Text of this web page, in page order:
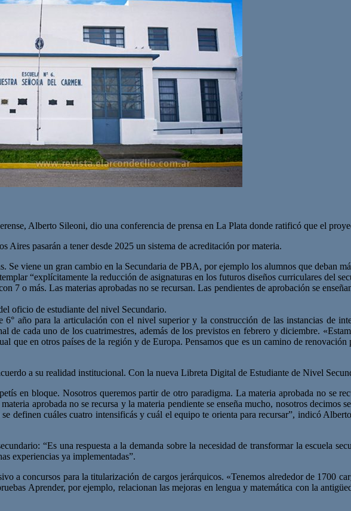
Alberto Sileoni, dio una conferencia de prensa en La Plata donde ratificó que el
Aires pasarán a tener desde 2025 un sistema de acreditación por materia.
Se viene un gran cambio en la Secundaria de PBA, por ejemplo los alumnos que deban
“explícitamente la reducción de asignaturas en los futuros diseños curriculares del
7 o más. Las materias aprobadas no se recursan. Las pendientes de aprobación se
oficio de estudiante del nivel Secundario.
6° año para la articulación con el nivel superior y la construcción de las instancias de
de cada uno de los cuatrimestres, además de los previstos en febrero y diciembre.
que en otros países de la región y de Europa. Pensamos que es un camino de
a su realidad institucional. Con la nueva Libreta Digital de Estudiante de Nivel
en bloque. Nosotros queremos partir de otro paradigma. La materia aprobada no se
aprobada no se recursa y la materia pendiente se enseña mucho, nosotros
definen cuáles cuatro intensificás y cuál el equipo te orienta para recursar”, indicó
“Es una respuesta a la demanda sobre la necesidad de transformar la escuela
experiencias ya implementadas”.
a concursos para la titularización de cargos jerárquicos. «Tenemos alrededor de 1700
Aprender, por ejemplo, relacionan las mejoras en lengua y matemática con la